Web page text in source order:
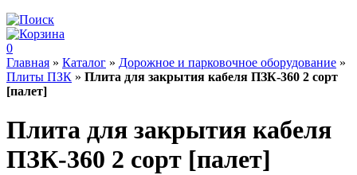
0
Главная » Каталог » Дорожное и парковочное оборудование »
Плиты ПЗК » Плита для закрытия кабеля ПЗК-360 2 сорт
[палет]
Плита для закрытия кабеля
ПЗК-360 2 сорт [палет]